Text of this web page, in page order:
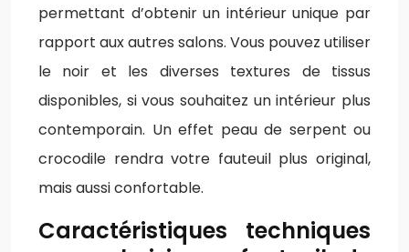
permettant d’obtenir un intérieur unique par
rapport aux autres salons. Vous pouvez utiliser
le noir et les diverses textures de tissus
disponibles, si vous souhaitez un intérieur plus
contemporain. Un effet peau de serpent ou
crocodile rendra votre fauteuil plus original,
mais aussi confortable.
Caractéristiques techniques